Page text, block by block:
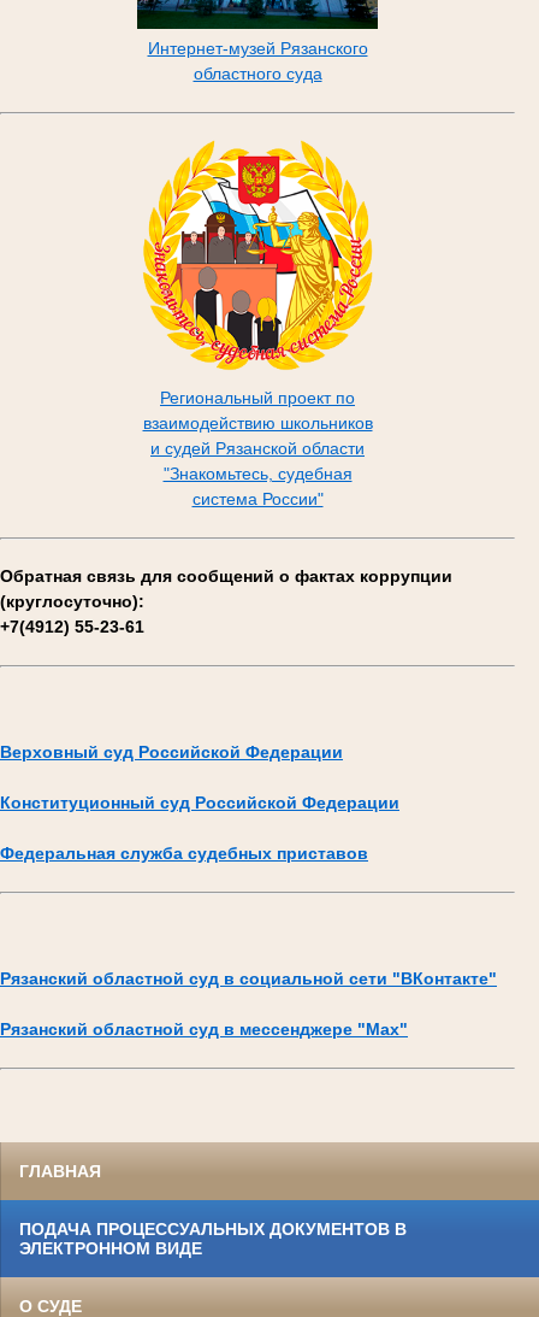
Интернет-музей Рязанского
областного суда
Региональный проект по
взаимодействию школьников
и судей Рязанской области
"Знакомьтесь, судебная
система России"
Обратная связь для сообщений о фактах коррупции
(круглосуточно):
+7(4912) 55-23-61
Верховный суд Российской Федерации
Конституционный суд Российской Федерации
Федеральная служба судебных приставов
Рязанский областной суд в социальной сети "ВКонтакте"
Рязанский областной суд в мессенджере "Max"
ГЛАВНАЯ
ПОДАЧА ПРОЦЕССУАЛЬНЫХ ДОКУМЕНТОВ В
ЭЛЕКТРОННОМ ВИДЕ
О СУДЕ